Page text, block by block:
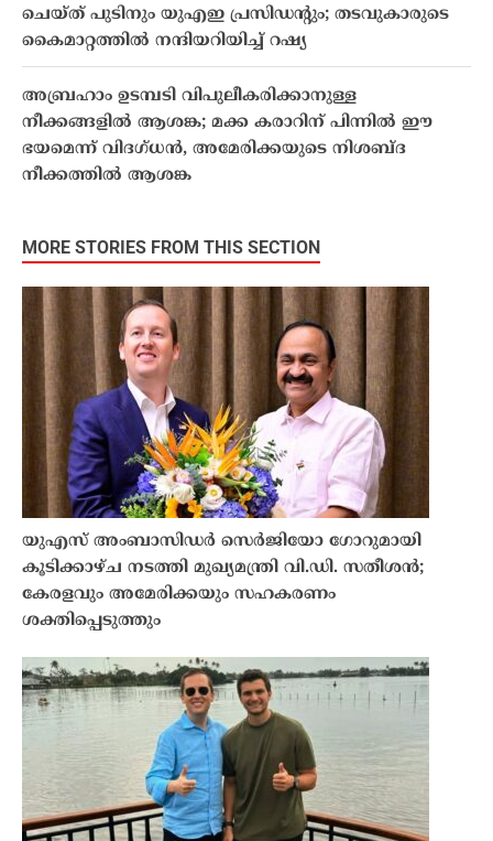
ചെയ്ത് പുടിനും യുഎഇ പ്രസിഡന്റും; തടവുകാരുടെ
കൈമാറ്റത്തിൽ നന്ദിയറിയിച്ച് റഷ്യ
അബ്രഹാം ഉടമ്പടി വിപുലീകരിക്കാനുള്ള
നീക്കങ്ങളിൽ ആശങ്ക; മക്ക കരാറിന് പിന്നിൽ ഈ
ഭയമെന്ന് വിദഗ്ധൻ, അമേരിക്കയുടെ നിശബ്‌ദ
നീക്കത്തിൽ ആശങ്ക
MORE STORIES FROM THIS SECTION
യുഎസ് അംബാസിഡർ സെർജിയോ ഗോറുമായി
കൂടിക്കാഴ്ച നടത്തി മുഖ്യമന്ത്രി വി.ഡി. സതീശൻ;
കേരളവും അമേരിക്കയും സഹകരണം
ശക്തിപ്പെടുത്തും